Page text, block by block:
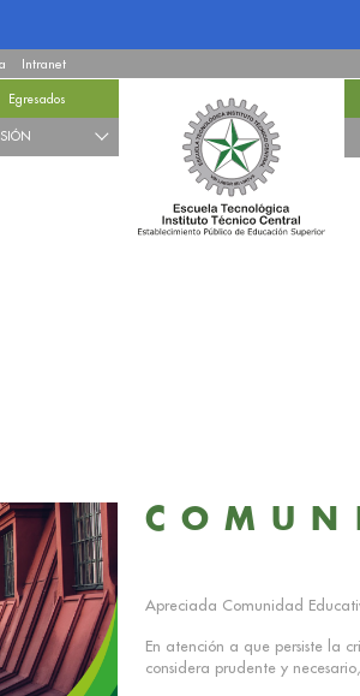
Intranet
Egresados
Apreciada Comunidad
En atención a que persiste la
considera prudente y